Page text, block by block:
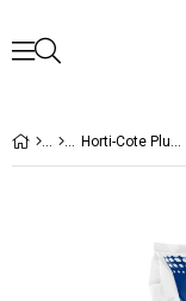
Horti-Cote Plus CRF 15+6+11 + 2MgO + TE 12 Ay